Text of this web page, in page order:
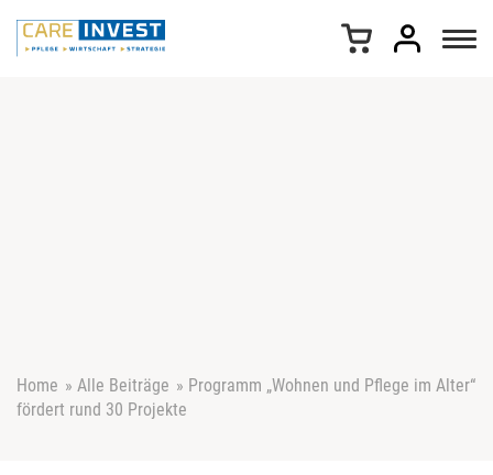
Home » Alle Beiträge » Programm „Wohnen und Pflege im Alter“
fördert rund 30 Projekte